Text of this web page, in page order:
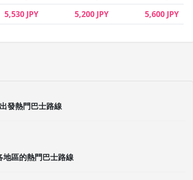
5,530 JPY 5,200 JPY 5,600 JPY
出發熱門巴士路線
地區的熱門巴士路線